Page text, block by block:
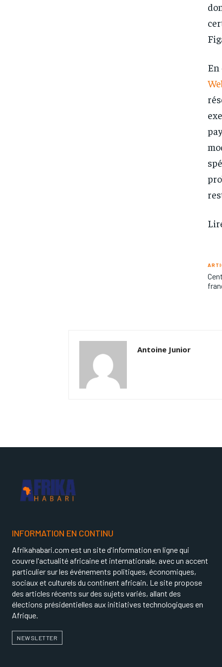
En
Antoine Junior
INFORMATION EN CONTINU
Afrikahabari.com est un site d'information en ligne qui
couvre l'actualité africaine et internationale, avec un accent
particulier sur les événements politiques, économiques,
sociaux et culturels du continent africain. Le site propose
des articles récents sur des sujets variés, allant des
élections présidentielles aux initiatives technologiques en
Afrique.
NEWSLETTER